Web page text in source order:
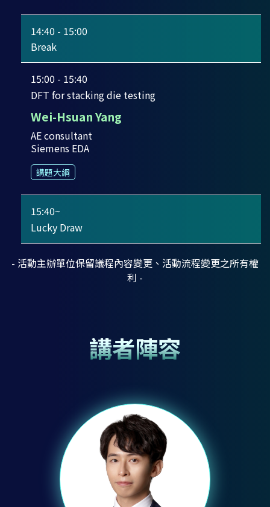
14:40 - 15:00
Break
15:00 - 15:40
DFT for stacking die testing
Wei-Hsuan Yang
AE consultant
Siemens EDA
講題大綱
15:40~
Lucky Draw
- 活動主辦單位保留議程內容變更、活動流程變更之所有權
利 -
講者陣容